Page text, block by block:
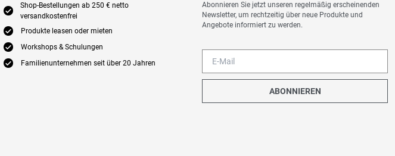
E
Shop-Bestellungen ab 250 € netto
versandkostenfrei
E Produkte leasen oder mieten
E Workshops & Schulungen
E Familienunternehmen seit über 20 Jahren
Abonnieren Sie jetzt unseren regelmäßig erscheinenden
Newsletter, um rechtzeitig über neue Produkte und
Angebote informiert zu werden.
ABONNIEREN